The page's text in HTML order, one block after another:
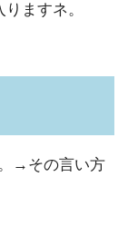
ますネ。
→その言い方